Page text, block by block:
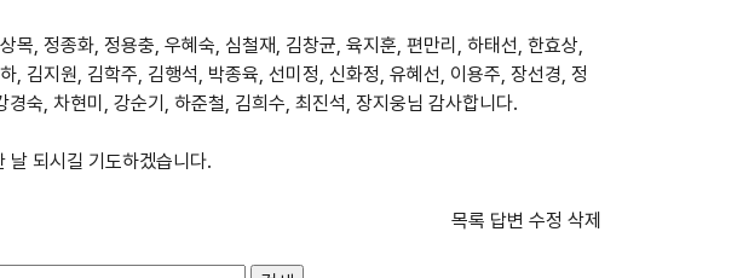
목, 정종화, 정용충, 우혜숙, 심철재, 김창균, 육지훈, 편만리, 하태선, 한효상,
, 김지원, 김학주, 김행석, 박종육, 선미정, 신화정, 유혜선, 이용주, 장선경, 정
숙, 차현미, 강순기, 하준철, 김희수, 최진석, 장지웅님 감사합니다.
되시길 기도하겠습니다.
목록 답변 수정 삭제